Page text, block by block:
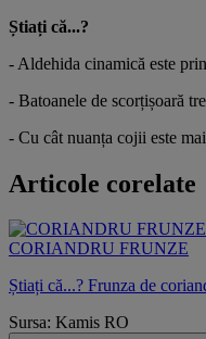
Știați că...?
- Aldehida cinamică este
- Batoanele de scorțișoară
- Cu cât nuanța cojii este
Articole corelate
CORIANDRU FRUNZE
Știați că...? Frunza de
Sursa: Kamis RO